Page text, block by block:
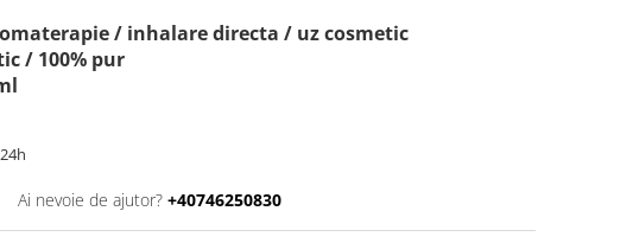
/ inhalare directa / uz cosmetic
/ 100% pur
24h
Ai nevoie de ajutor? +40746250830